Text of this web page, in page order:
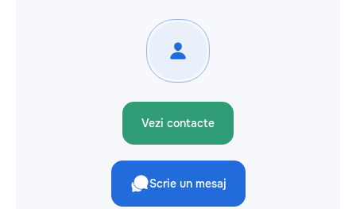
Vezi contacte
Scrie un mesaj